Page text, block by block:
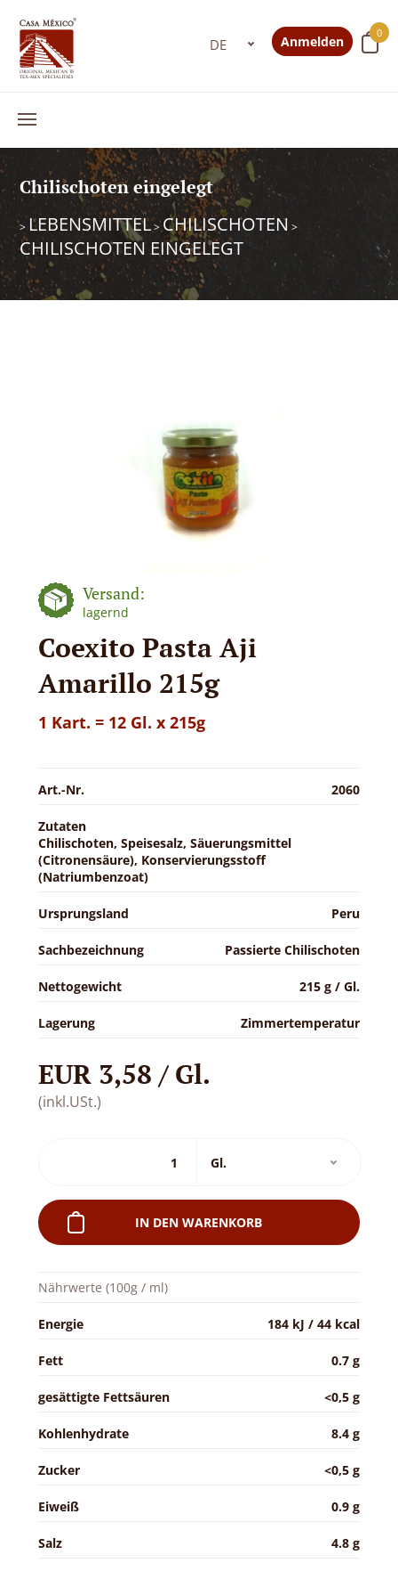
0
Anmelden
Chilischoten eingelegt
> LEBENSMITTEL>CHILISCHOTEN >
CHILISCHOTEN EINGELEGT
Versand:
lagernd
Coexito Pasta Aji
Amarillo 215g
1 Kart. = 12 Gl. x 215g
Art.-Nr. 2060
Zutaten
Chilischoten, Speisesalz, Säuerungsmittel
(Citronensäure), Konservierungsstoff
(Natriumbenzoat)
Ursprungsland Peru
Sachbezeichnung Passierte Chilischoten
Nettogewicht 215 g / Gl.
Lagerung Zimmertemperatur
EUR 3,58 / Gl.
(inkl.USt.)
IN DEN WARENKORB
Nährwerte (100g / ml)
Energie 184 kJ / 44 kcal
Fett 0.7 g
gesättigte Fettsäuren <0,5 g
Kohlenhydrate 8.4 g
Zucker <0,5 g
Eiweiß 0.9 g
Salz 4.8 g